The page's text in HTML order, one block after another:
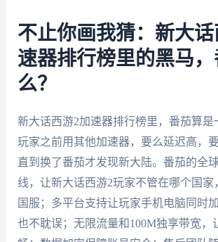
不止你画我猜：新大话
速器排行榜里的黑马
么？
新大话西游2加速器排行榜里，番茄算是
玩家之前用其他加速器，要么延迟高，
直到换了番茄才发现新大陆。番茄的全
线，让新大话西游2玩家不管在哪个国家
国服；多平台支持让玩家手机电脑同时
也不耽误；无限流量和100M独享带宽，